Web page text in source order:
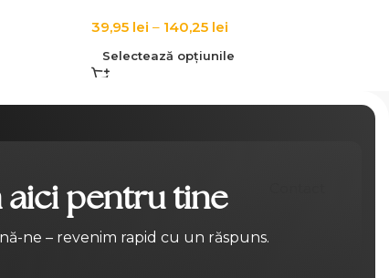
39,95 lei – 140,25 lei
Selectează opțiunile
aici pentru tine
ne – revenim rapid cu un răspuns.